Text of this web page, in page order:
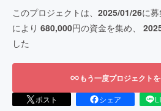
このプロジェクトは、 2025/01/26に募
により 680,000円の資金を集め、
した
もう一度プロジェクト
ポスト シェア